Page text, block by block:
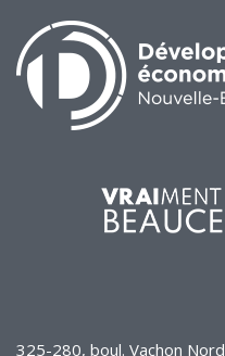
325-280, boul. Vachon Nord